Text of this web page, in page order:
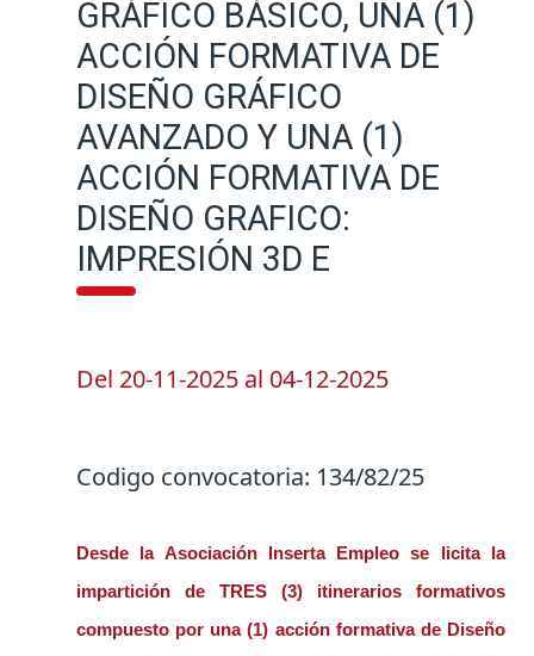
GRÁFICO BÁSICO, UNA (1)
ACCIÓN FORMATIVA DE
DISEÑO GRÁFICO
AVANZADO Y UNA (1)
ACCIÓN FORMATIVA DE
DISEÑO GRAFICO:
IMPRESIÓN 3D E
Del 20-11-2025 al 04-12-2025
Codigo convocatoria: 134/82/25
Desde la Asociación Inserta Empleo se licita la
impartición de TRES (3) itinerarios formativos
compuesto por una (1) acción formativa de Diseño